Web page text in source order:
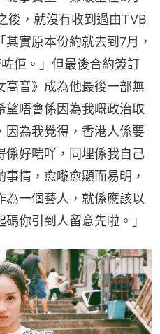
後，就沒有收到過由TVB
實原本份約就去到7月，
佢。」但最後合約簽訂
高音》成為他最後一部無
望唔會係因為我嘅政治取
因為我覺得，香港人係要
係好啱吖，同埋係我自己
情，愈嚟愈顯而易明，
為一個藝人，就係應該以
你引到人留意先啦。」